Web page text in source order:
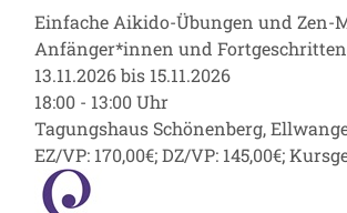
Einfache Aikido-Übungen und Zen-
Anfänger*innen und
13.11.2026 bis 15.11.2026
18:00 - 13:00 Uhr
Tagungshaus Schönenberg,
EZ/VP: 170,00€; DZ/VP: 145,00€;